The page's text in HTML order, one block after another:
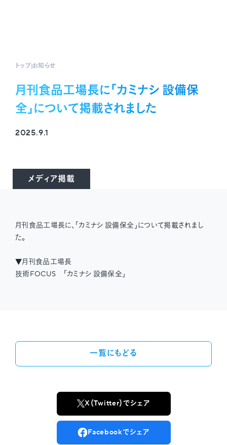
トップお知らせ
月刊食品工場長に「カミナシ 設備保
全」について掲載されました
2025.9.1
メディア掲載
月刊食品工場長に、「カミナシ 設備保全」について掲載されまし
た。
▼月刊食品工場長
技術FOCUS 「カミナシ 設備保全」
一覧にもどる
X（Twitter）でシェア
Facebookでシェア